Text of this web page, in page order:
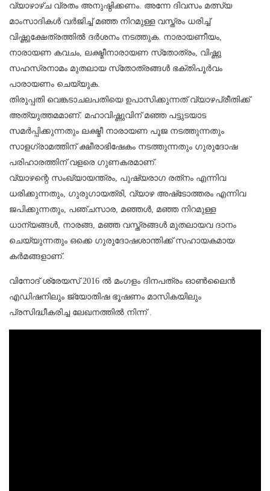
വ്യാഴാഴ്ച വ്രതം അനുഷ്ഠിക്കണം. അന്നേ ദിവസം മത്സ്യ
മാംസാദികള്‍ വര്‍ജിച്ച് മഞ്ഞ നിറമുള്ള വസ്ത്രം ധരിച്ച്
വിഷ്ണുക്ഷേത്രത്തില്‍ ദര്‍ശനം നടത്തുക. നാരായണീയം,
നാരായണ കവചം, ലക്ഷ്മീനാരായണ സ്‌തോത്രം, വിഷ്ണു
സഹസ്രനാമം മുതലായ സ്‌തോത്രങ്ങള്‍ ഭക്തിപൂര്‍വം
പാരായണം ചെയ്യുക.
തിരുപ്പതി വെങ്കടാചലപതിയെ ഉപാസിക്കുന്നത് വ്യാഴപ്രീതിക്ക്
അത്യുത്തമമാണ്. മഹാവിഷ്ണുവിന് മഞ്ഞ പട്ടുടയാട
സമര്‍പ്പിക്കുന്നതും ലക്ഷ്മീ നാരായണ പൂജ നടത്തുന്നതും
സാളഗ്രാമത്തിന് ക്ഷീരാഭിഷേകം നടത്തുന്നതും ഗുരുദോഷ
പരിഹാരത്തിന് വളരെ ഗുണകരമാണ്.
വ്യാഴന്റെ സംഖ്യായന്ത്രം, പുഷ്യരാഗ രത്‌നം എന്നിവ
ധരിക്കുന്നതും, ഗുരുഗായത്രി, വ്യാഴ അഷ്‌ടോത്തരം എന്നിവ
ജപിക്കുന്നതും, പഞ്ചസാര, മഞ്ഞള്‍, മഞ്ഞ നിറമുള്ള
ധാന്യങ്ങള്‍, നാരങ്ങ, മഞ്ഞ വസ്ത്രങ്ങള്‍ മുതലായവ ദാനം
ചെയ്യുന്നതും ഒക്കെ ഗുരുദോഷശാന്തിക്ക് സഹായകമായ
കര്‍മങ്ങളാണ്.
വിനോദ് ശ്രേയസ് 2016 ൽ മംഗളം ദിനപത്രം ഓൺലൈൻ
എഡിഷനിലും ജ്യോതിഷ ഭൂഷണം മാസികയിലും
പ്രസിദ്ധീകരിച്ച ലേഖനത്തിൽ നിന്ന് .